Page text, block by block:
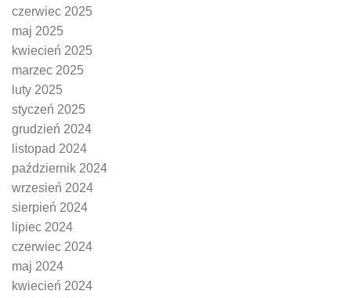
czerwiec 2025
maj 2025
kwiecień 2025
marzec 2025
luty 2025
styczeń 2025
grudzień 2024
listopad 2024
październik 2024
wrzesień 2024
sierpień 2024
lipiec 2024
czerwiec 2024
maj 2024
kwiecień 2024